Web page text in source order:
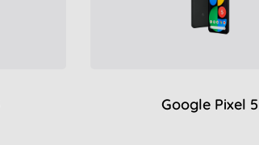
Google Pixel 5